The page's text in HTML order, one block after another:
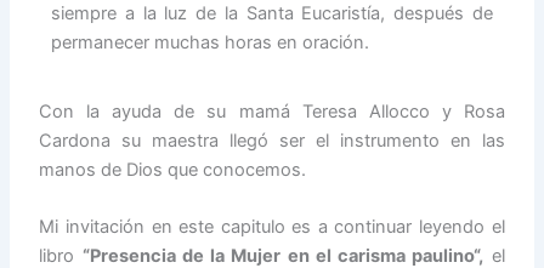
siempre a la luz de la Santa Eucaristía, después de
permanecer muchas horas en oración.
Con la ayuda de su mamá Teresa Allocco y Rosa
Cardona su maestra llegó ser el instrumento en las
manos de Dios que conocemos.
Mi invitación en este capitulo es a continuar leyendo el
libro “Presencia de la Mujer en el carisma paulino“, el